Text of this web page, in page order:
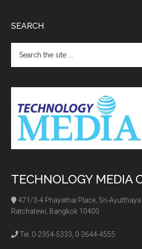
SEARCH
the
TECHNOLOGY MEDIA
471/3-4 Phayathai Place, Sri-
Ratchatewi, Bangkok 10400
Tel. 0-2354-5333, 0-2644-4555